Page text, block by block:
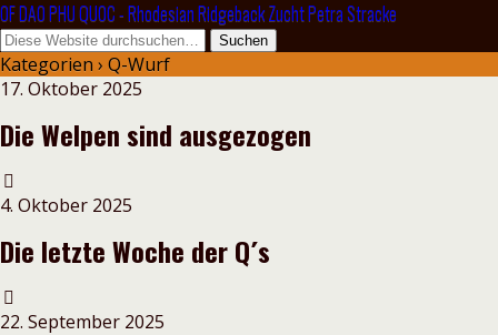
OF DAO PHU QUOC - Rhodesian Ridgeback Zucht Petra Stracke
Kategorien › Q-Wurf
17. Oktober 2025
Die Welpen sind ausgezogen
4. Oktober 2025
Die letzte Woche der Q´s
22. September 2025